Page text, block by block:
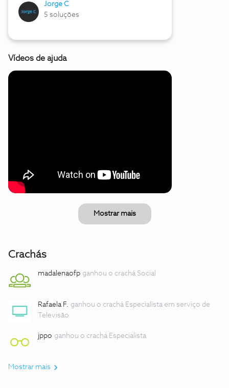
Jorge C
5 soluções
Vídeos de ajuda
Mostrar mais
Crachás
madalenaofp ganhou o crachá Social
Rafaela F. ganhou o crachá Especialista em serviço de
Televisão
jppo ganhou o crachá Especialista
Mostrar mais